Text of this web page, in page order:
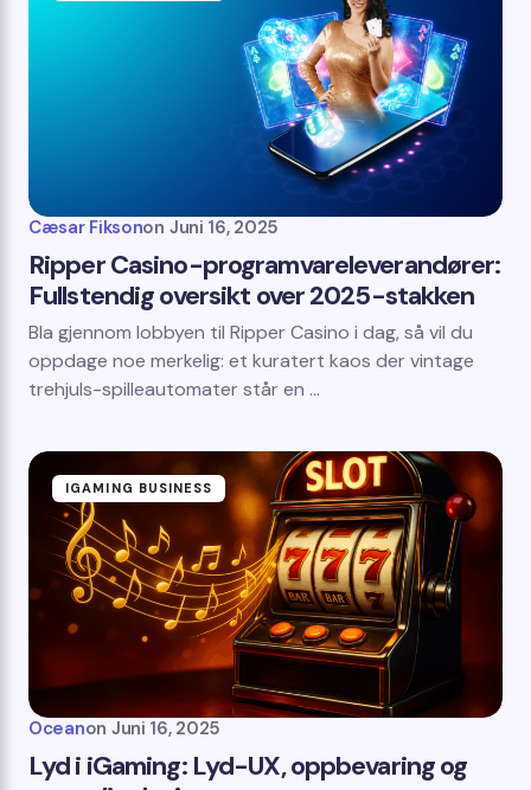
Cæsar Fiksonon Juni 16, 2025
Ripper Casino-programvareleverandører:
Fullstendig oversikt over 2025-stakken
Bla gjennom lobbyen til Ripper Casino i dag, så vil du
oppdage noe merkelig: et kuratert kaos der vintage
trehjuls-spilleautomater står en ...
IGAMING BUSINESS
Oceanon Juni 16, 2025
Lyd i iGaming: Lyd-UX, oppbevaring og